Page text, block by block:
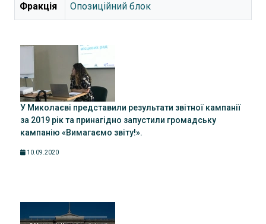
Фракція Опозиційний блок
У Миколаєві представили результати звітної кампанії
за 2019 рік та принагідно запустили громадську
кампанію «Вимагаємо звіту!».
10.09.2020